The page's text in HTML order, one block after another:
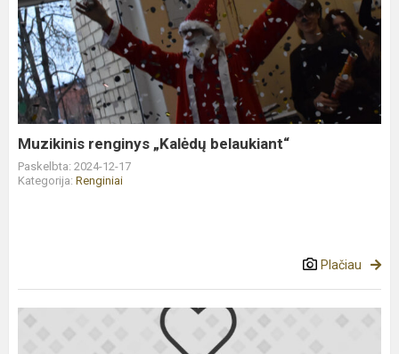
renginys
„Kalėdų
belaukiant“
Muzikinis renginys „Kalėdų belaukiant“
Paskelbta: 2024-12-17
Kategorija: Renginiai
Plačiau
Vilniaus